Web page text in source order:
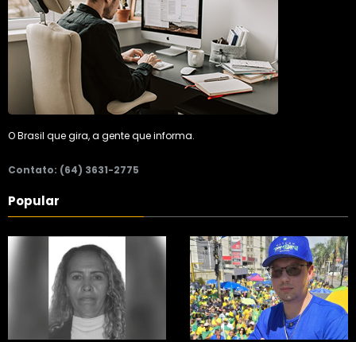
O Brasil que gira, a gente que informa.
Contato: (64) 3631-2775
Popular